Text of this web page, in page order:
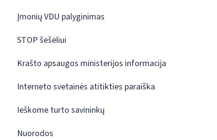
Įmonių VDU palyginimas
STOP šešėliui
Krašto apsaugos ministerijos informacija
Interneto svetainės atitikties paraiška
Ieškome turto savininkų
Nuorodos